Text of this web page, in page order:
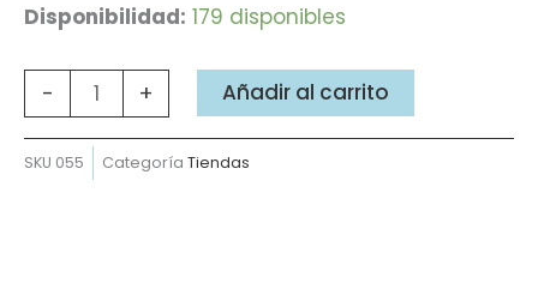
Disponibilidad: 179 disponibles
-
Casita
cantidad
+ Añadir al carrito
SKU 055 Categoría Tiendas